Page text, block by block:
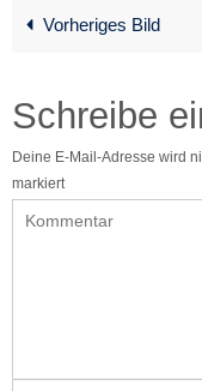
Vorheriges Bild
Schreibe
Deine E-Mail-Adresse wird
markiert